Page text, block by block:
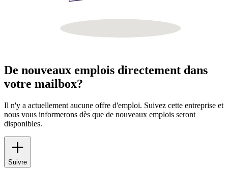
De nouveaux emplois directement dans
votre mailbox?
Il n'y a actuellement aucune offre d'emploi. Suivez cette entreprise et
nous vous informerons dès que de nouveaux emplois seront
disponibles.
Suivre